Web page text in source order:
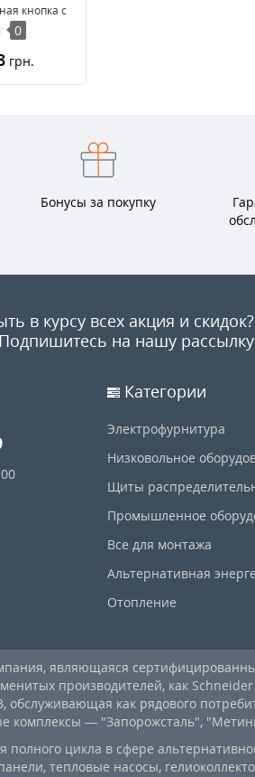
кнопка с
Anya
0
грн.
Бонусы за покупку
в курсу всех акция и скидок?
Подпишитесь на нашу рассылку
Категории
Электрофурнитура
Низковольное
Щиты
Промышленное
Все для монтажа
Альтернативная
Отопление
являющаяся
производителей, как
обслуживающая как рядового
комплексы — "Запорожсталь",
цикла в сфере
тепловые насосы,